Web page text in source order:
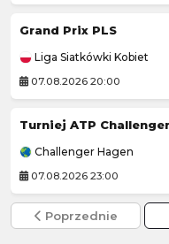
Grand Prix PLS
Liga Siatkówki Kobiet
07.08.2026 20:00
Turniej ATP
Challenger Hagen
07.08.2026 23:00
Poprzednie